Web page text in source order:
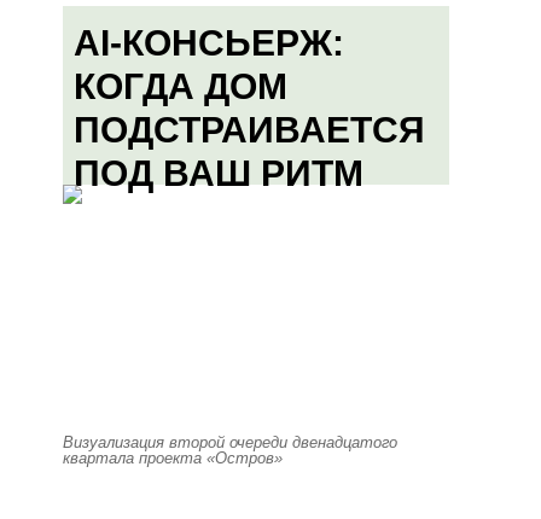
AI-КОНСЬЕРЖ:
КОГДА ДОМ
ПОДСТРАИВАЕТСЯ
ПОД ВАШ РИТМ
Визуализация второй очереди двенадцатого
квартала проекта «Остров»